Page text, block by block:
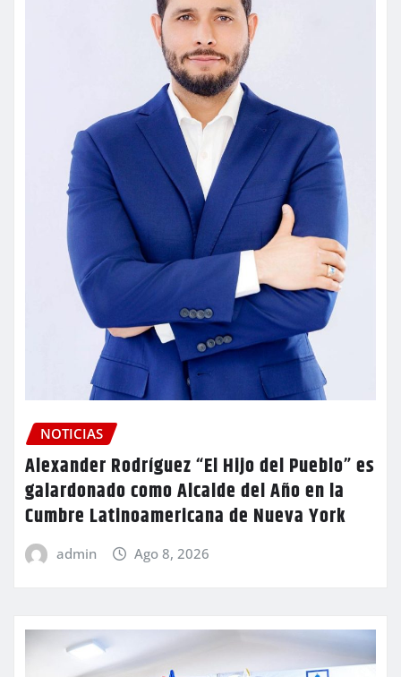
NOTICIAS
Alexander Rodríguez “El Hijo del Pueblo” es
galardonado como Alcalde del Año en la
Cumbre Latinoamericana de Nueva York
admin Ago 8, 2026